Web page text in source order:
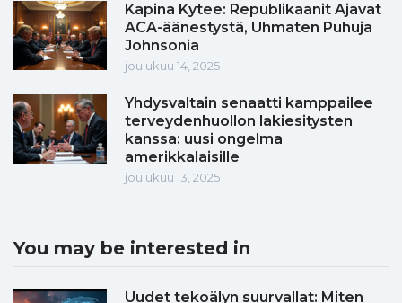
Kapina Kytee: Republikaanit Ajavat
ACA-äänestystä, Uhmaten Puhuja
Johnsonia
joulukuu 14, 2025
Yhdysvaltain senaatti kamppailee
terveydenhuollon lakiesitysten
kanssa: uusi ongelma
amerikkalaisille
joulukuu 13, 2025
You may be interested in
Uudet tekoälyn suurvallat: Miten